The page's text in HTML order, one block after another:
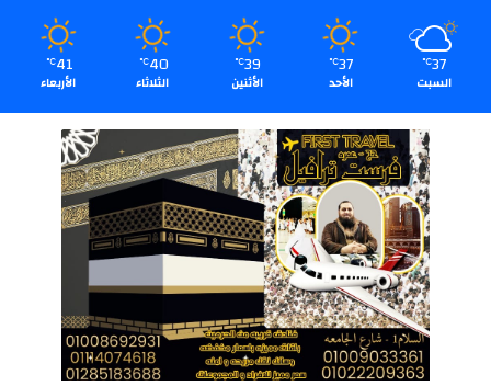
37
℃
السبت
37
℃
الأحد
39
℃
الأثنين
40
℃
الثلاثاء
41
℃
الأربعاء